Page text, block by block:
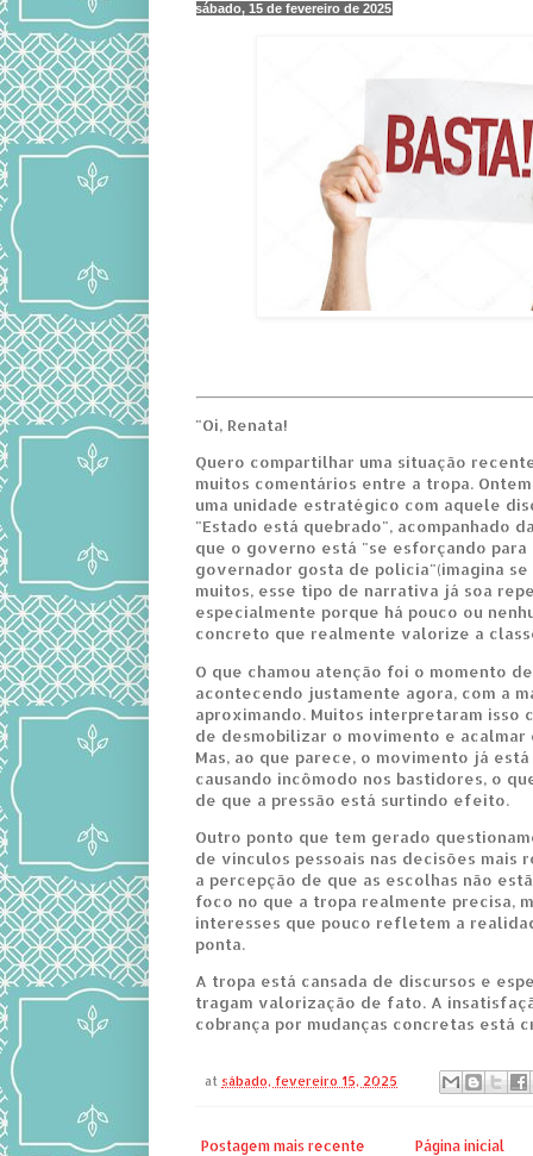
sábado, 15 de fevereiro de 2025
"Oi, Renata!
Quero compartilhar uma situação
muitos comentários entre a tropa.
uma unidade estratégico com aquele
"Estado está quebrado", acompanhado
que o governo está "se esforçando
governador gosta de policia"(imagina
muitos, esse tipo de narrativa já soa
especialmente porque há pouco ou
concreto que realmente valorize a
O que chamou atenção foi o momento
acontecendo justamente agora, com a
aproximando. Muitos interpretaram isso
de desmobilizar o movimento e acalmar
Mas, ao que parece, o movimento já
causando incômodo nos bastidores, o
de que a pressão está surtindo efeito.
Outro ponto que tem gerado
de vínculos pessoais nas decisões mais
a percepção de que as escolhas não
foco no que a tropa realmente precisa,
interesses que pouco refletem a
ponta.
A tropa está cansada de discursos e
tragam valorização de fato. A
cobrança por mudanças concretas está
at sábado, fevereiro 15, 2025
Postagem mais recente Página inicial